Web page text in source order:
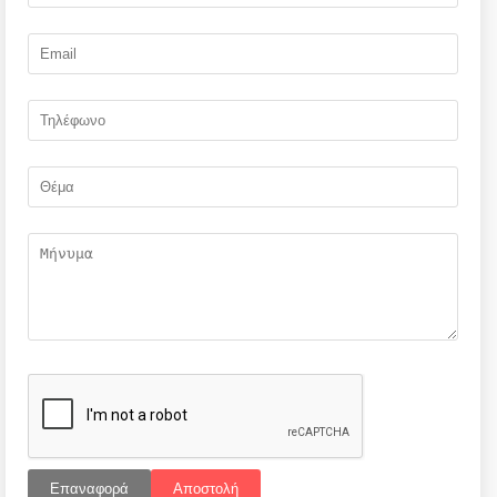
Επαναφορά Αποστολή